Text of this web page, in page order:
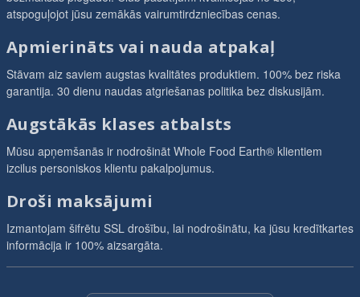
atspoguļojot jūsu zemākās vairumtirdzniecības cenas.
Apmierināts vai nauda atpakaļ
Stāvam aiz saviem augstas kvalitātes produktiem. 100% bez riska
garantija. 30 dienu naudas atgriešanas politika bez diskusijām.
Augstākās klases atbalsts
Mūsu apņemšanās ir nodrošināt Whole Food Earth® klientiem
izcilus personiskos klientu pakalpojumus.
Droši maksājumi
Izmantojam šifrētu SSL drošību, lai nodrošinātu, ka jūsu kredītkartes
informācija ir 100% aizsargāta.